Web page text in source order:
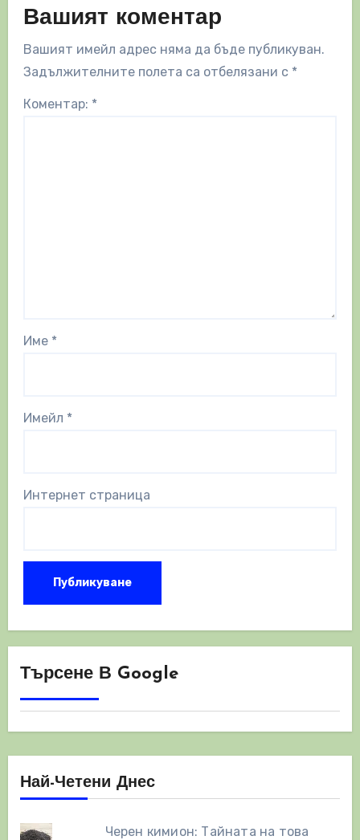
Вашият коментар
Вашият имейл адрес няма да бъде публикуван.
Задължителните полета са отбелязани с *
Коментар: *
Име *
Имейл *
Интернет страница
Търсене В Google
Най-Четени Днес
Черен кимион: Тайната на това